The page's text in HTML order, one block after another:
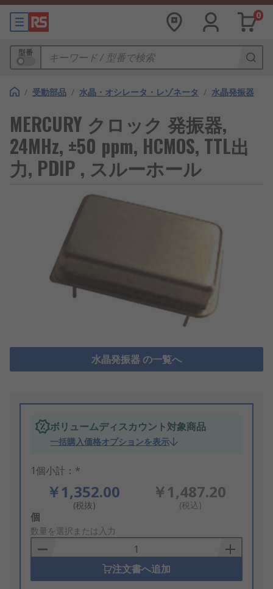
0
型番
/ 受動部品 / 水晶・オシレータ・レゾネータ / 水晶発振器
MERCURY クロック 発振器,
24MHz, ±50 ppm, HCMOS, TTL出
力, PDIP , スルーホール
水晶発振器 の一覧へ
ボリュームディスカウント対象商品
一括購入価格オプションを表示
1個小計：*
￥1,352.00
(税抜)
￥1,487.20
(税込)
Add
to
Basket
個
数量を選択または入力
注文書へ追加